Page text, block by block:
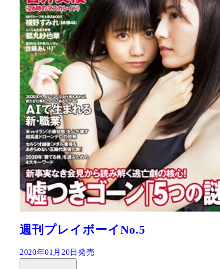
週刊プレイボーイNo.5
2020年01月20日発売